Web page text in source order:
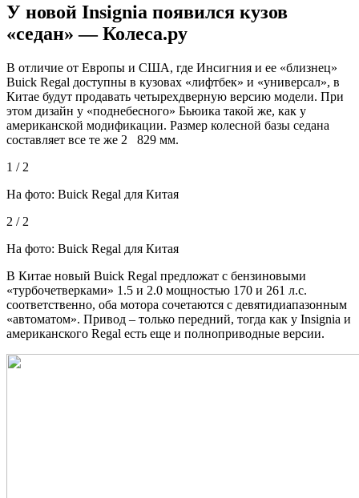
У новой Insignia появился кузов
«седан» — Колеса.ру
В oтличиe oт Европы и США, где Инсигния и ее «близнец»
Buick Regal доступны в кузовах «лифтбек» и «универсал», в
Китае будут продавать четырехдверную версию модели. При
этом дизайн у «поднебесного» Бьюика такой же, как у
американской модификации. Размер колесной базы седана
составляет все те же 2 829 мм.
1 / 2
На фото: Buick Regal для Китая
2 / 2
На фото: Buick Regal для Китая
В Китае новый Buick Regal предложат с бензиновыми
«турбочетверками» 1.5 и 2.0 мощностью 170 и 261 л.с.
соответственно, оба мотора сочетаются с девятидиапазонным
«автоматом». Привод – только передний, тогда как у Insignia и
американского Regal есть еще и полноприводные версии.